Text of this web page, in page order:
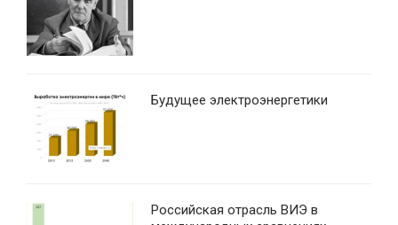
Будущее электроэнергетики
Российская отрасль ВИЭ в